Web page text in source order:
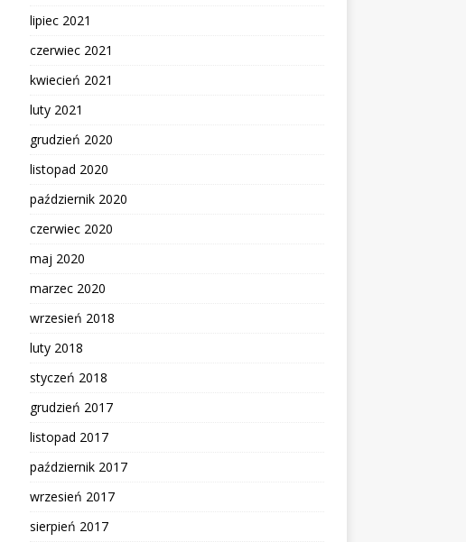
lipiec 2021
czerwiec 2021
kwiecień 2021
luty 2021
grudzień 2020
listopad 2020
październik 2020
czerwiec 2020
maj 2020
marzec 2020
wrzesień 2018
luty 2018
styczeń 2018
grudzień 2017
listopad 2017
październik 2017
wrzesień 2017
sierpień 2017